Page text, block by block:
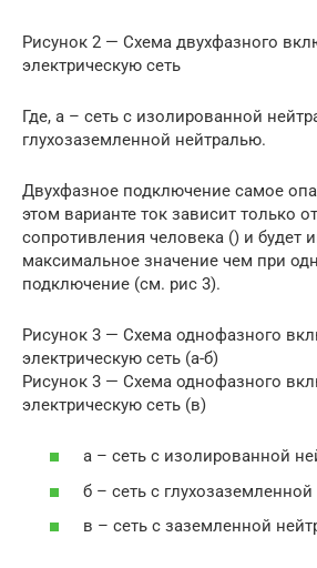
Рисунок 2 — Схема двухфазного
электрическую сеть
Где, а – сеть с изолированной
глухозаземленной нейтралью.
Двухфазное подключение самое
этом варианте ток зависит только
сопротивления человека () и будет
максимальное значение чем при
подключение (см. рис 3).
Рисунок 3 — Схема однофазного
электрическую сеть (а-б)
Рисунок 3 — Схема однофазного
электрическую сеть (в)
а – сеть с изолированной
б – сеть с
в – сеть с заземленной